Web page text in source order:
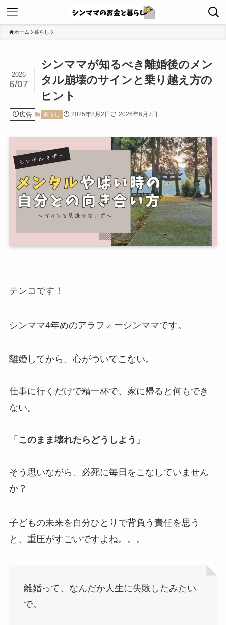
ホーム 暮らし
シンママが知るべき離婚後のメン
タル崩壊のサインと乗り越え方の
ヒント
2026
6/07
広告 暮らし 2025年8月2日 2026年6月7日
テンコです！
シンママ4年めのアラフォーシンママです。
離婚してから、心がついてこない。
仕事に行くだけで精一杯で、家に帰ると何もでき
ない。
「 このまま壊れたらどうしよう 」
そう思いながら、必死に毎日をこなしていません
か？
子どもの未来を自分ひとりで背負う責任を思う
と、重圧がすごいですよね。。。
離婚って、なんだか人生に失敗したみたい
で。